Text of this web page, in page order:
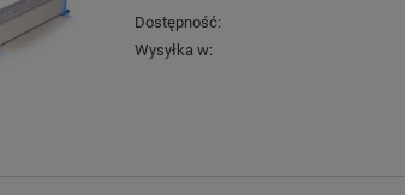
Dostępność:
Wysyłka w: